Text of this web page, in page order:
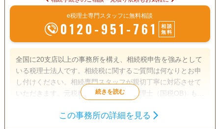
e税理士専門スタッフに無料相談
0120-951-761
相談
無料
全国に20支店以上の事務所を構え、相続税申告を強みとして
いる税理士法人です。相続税に関するご質問は何なりとお申
し付けください。相続専門スタッフが親切丁寧に対応させて
いただきます。元税務署職員であった税理士（国税OB）も多
相続税申告
この事務所の詳細を見る